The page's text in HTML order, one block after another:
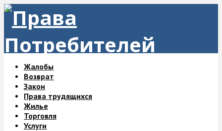
Жалобы
Возврат
Закон
Права трудящихся
Жилье
Торговля
Услуги